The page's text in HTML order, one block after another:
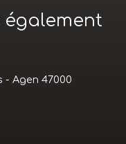
également